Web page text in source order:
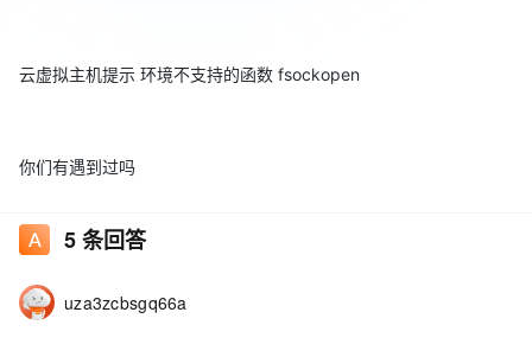
云虚拟主机提示 环境不支持的函数 fsockopen
你们有遇到过吗
5条回答
uza3zcbsgq66a